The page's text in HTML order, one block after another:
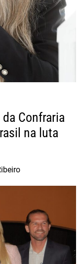
Confraria
na luta